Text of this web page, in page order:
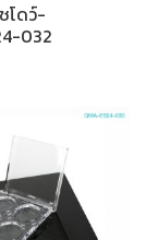
โดว์-
032